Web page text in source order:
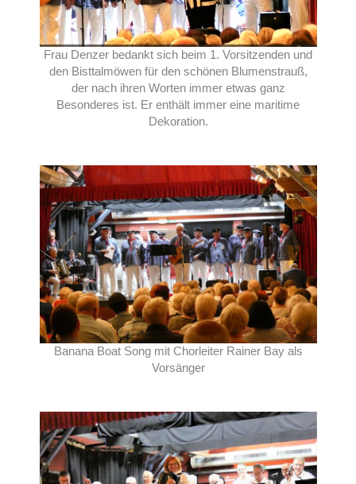
Frau Denzer bedankt sich beim 1. Vorsitzenden und
den Bisttalmöwen für den schönen Blumenstrauß,
der nach ihren Worten immer etwas ganz
Besonderes ist. Er enthält immer eine maritime
Dekoration.
Banana Boat Song mit Chorleiter Rainer Bay als
Vorsänger